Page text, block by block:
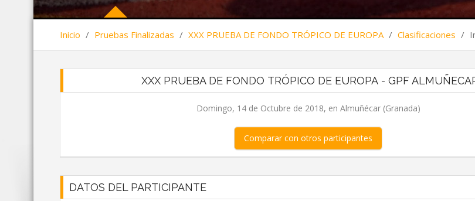
Inicio / Pruebas Finalizadas / XXX PRUEBA DE FONDO TRÓPICO DE EUROPA / Clasificaciones /
XXX PRUEBA DE FONDO TRÓPICO DE EUROPA - GPF
Domingo, 14 de Octubre de 2018, en Almuñécar (Granada)
Comparar con otros participantes
DATOS DEL PARTICIPANTE